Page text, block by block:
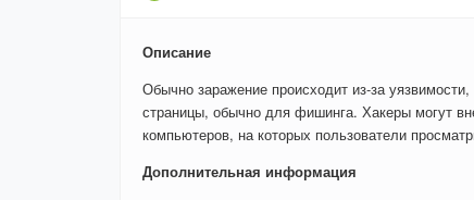
Описание
Обычно заражение происходит из-за
страницы, обычно для фишинга. Хакеры могут
компьютеров, на которых пользователи
Дополнительная информация